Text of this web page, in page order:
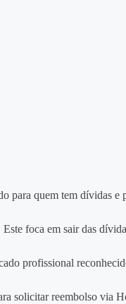
para quem tem dívidas e
Este foca em sair das
profissional
solicitar reembolso via